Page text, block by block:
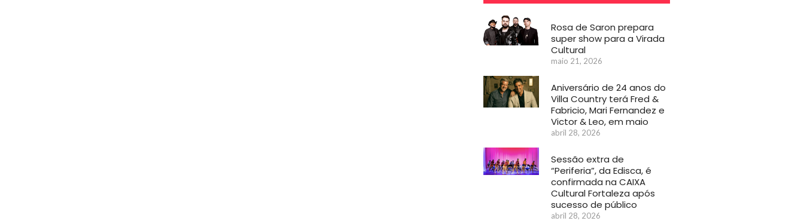
Rosa de Saron prepara
super show para a Virada
Cultural
maio 21, 2026
Aniversário de 24 anos do
Villa Country terá Fred &
Fabricio, Mari Fernandez e
Victor & Leo, em maio
abril 28, 2026
Sessão extra de
“Periferia”, da Edisca, é
confirmada na CAIXA
Cultural Fortaleza após
sucesso de público
abril 28, 2026